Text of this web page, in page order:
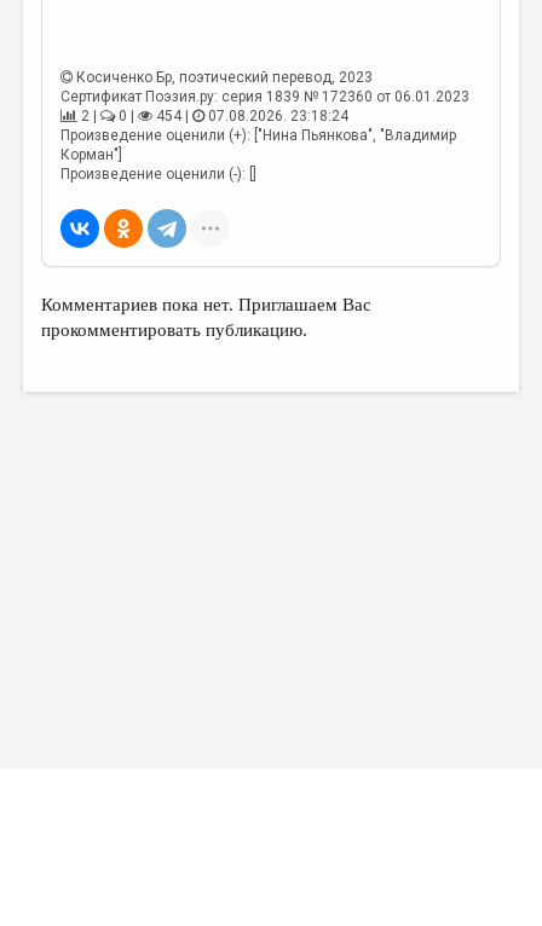
Косиченко Бр, поэтический перевод, 2023
Сертификат Поэзия.ру: серия 1839 № 172360 от 06.01.2023
2 |
0 | 454 |
07.08.2026. 23:18:24
Произведение оценили (+): ["Нина Пьянкова", "Владимир
Корман"]
Произведение оценили (-): []
Комментариев пока нет. Приглашаем Вас
прокомментировать публикацию.